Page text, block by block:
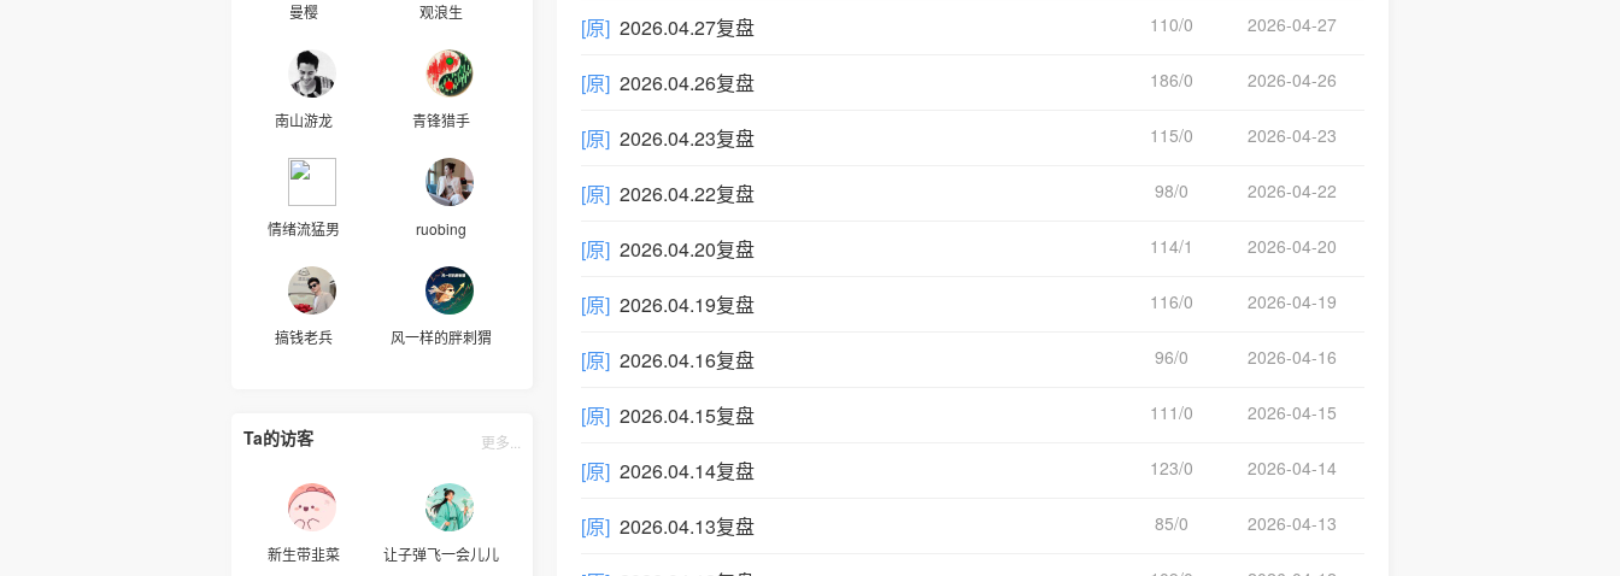
曼樱 观浪生
南山游龙 青锋猎手
情绪流猛男 ruobing
搞钱老兵 风一样的胖刺猬
Ta的访客 更多...
新生带韭菜 让子弹飞一会儿儿
[原] 2026.04.27复盘 110/0 2026-04-27
[原] 2026.04.26复盘 186/0 2026-04-26
[原] 2026.04.23复盘 115/0 2026-04-23
[原] 2026.04.22复盘 98/0 2026-04-22
[原] 2026.04.20复盘 114/1 2026-04-20
[原] 2026.04.19复盘 116/0 2026-04-19
[原] 2026.04.16复盘 96/0 2026-04-16
[原] 2026.04.15复盘 111/0 2026-04-15
[原] 2026.04.14复盘 123/0 2026-04-14
[原] 2026.04.13复盘 85/0 2026-04-13